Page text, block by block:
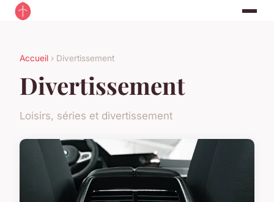
Accueil › Divertissement
Divertissement
Loisirs, séries et divertissement